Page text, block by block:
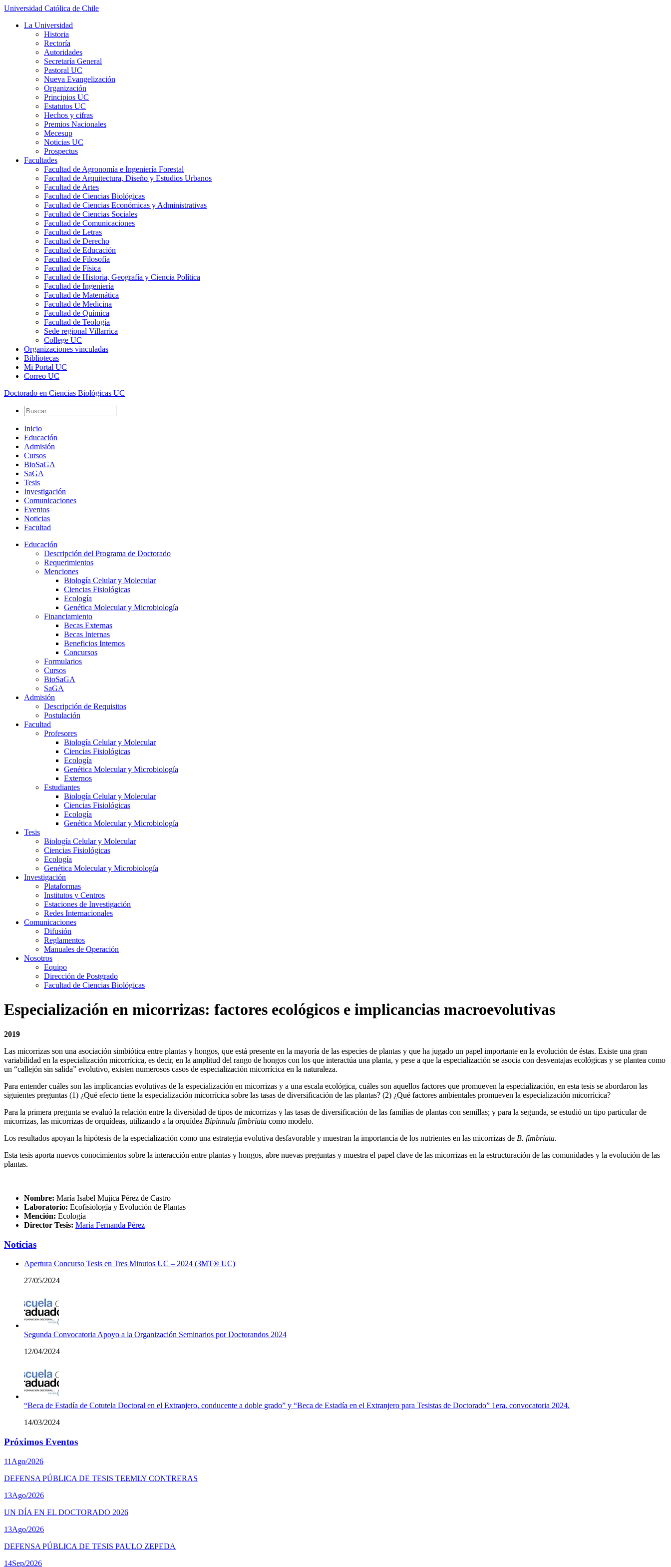
Universidad Católica de Chile
La Universidad
Historia
Rectoría
Autoridades
Secretaría General
Pastoral UC
Nueva Evangelización
Organización
Principios UC
Estatutos UC
Hechos y cifras
Premios Nacionales
Mecesup
Noticias UC
Prospectus
Facultades
Facultad de Agronomía e Ingeniería Forestal
Facultad de Arquitectura, Diseño y Estudios Urbanos
Facultad de Artes
Facultad de Ciencias Biológicas
Facultad de Ciencias Económicas y Administrativas
Facultad de Ciencias Sociales
Facultad de Comunicaciones
Facultad de Letras
Facultad de Derecho
Facultad de Educación
Facultad de Filosofía
Facultad de Física
Facultad de Historia, Geografía y Ciencia Política
Facultad de Ingeniería
Facultad de Matemática
Facultad de Medicina
Facultad de Química
Facultad de Teología
Sede regional Villarrica
College UC
Organizaciones vinculadas
Bibliotecas
Mi Portal UC
Correo UC
Doctorado en Ciencias Biológicas UC
Inicio
Educación
Admisión
Cursos
BioSaGA
SaGA
Tesis
Investigación
Comunicaciones
Eventos
Noticias
Facultad
Educación
Descripción del Programa de Doctorado
Requerimientos
Menciones
Biología Celular y Molecular
Ciencias Fisiológicas
Ecología
Genética Molecular y Microbiología
Financiamiento
Becas Externas
Becas Internas
Beneficios Internos
Concursos
Formularios
Cursos
BioSaGA
SaGA
Admisión
Descripción de Requisitos
Postulación
Facultad
Profesores
Biología Celular y Molecular
Ciencias Fisiológicas
Ecología
Genética Molecular y Microbiología
Externos
Estudiantes
Biología Celular y Molecular
Ciencias Fisiológicas
Ecología
Genética Molecular y Microbiología
Tesis
Biología Celular y Molecular
Ciencias Fisiológicas
Ecología
Genética Molecular y Microbiología
Investigación
Plataformas
Institutos y Centros
Estaciones de Investigación
Redes Internacionales
Comunicaciones
Difusión
Reglamentos
Manuales de Operación
Nosotros
Equipo
Dirección de Postgrado
Facultad de Ciencias Biológicas
Especialización en micorrizas: factores ecológicos e implicancias macroevolutivas
2019
Las micorrizas son una asociación simbiótica entre plantas y hongos, que está presente en la mayoría de las especies de plantas y que ha jugado un papel importante en la evolución de éstas. Existe una gran
variabilidad en la especialización micorrícica, es decir, en la amplitud del rango de hongos con los que interactúa una planta, y pese a que la especialización se asocia con desventajas ecológicas y se plantea como
un “callejón sin salida” evolutivo, existen numerosos casos de especialización micorrícica en la naturaleza.
Para entender cuáles son las implicancias evolutivas de la especialización en micorrizas y a una escala ecológica, cuáles son aquellos factores que promueven la especialización, en esta tesis se abordaron las
siguientes preguntas (1) ¿Qué efecto tiene la especialización micorrícica sobre las tasas de diversificación de las plantas? (2) ¿Qué factores ambientales promueven la especialización micorrícica?
Para la primera pregunta se evaluó la relación entre la diversidad de tipos de micorrizas y las tasas de diversificación de las familias de plantas con semillas; y para la segunda, se estudió un tipo particular de
micorrizas, las micorrizas de orquídeas, utilizando a la orquídea Bipinnula fimbriata como modelo.
Los resultados apoyan la hipótesis de la especialización como una estrategia evolutiva desfavorable y muestran la importancia de los nutrientes en las micorrizas de B. fimbriata.
Esta tesis aporta nuevos conocimientos sobre la interacción entre plantas y hongos, abre nuevas preguntas y muestra el papel clave de las micorrizas en la estructuración de las comunidades y la evolución de las
plantas.
Nombre: María Isabel Mujica Pérez de Castro
Laboratorio: Ecofisiología y Evolución de Plantas
Mención: Ecología
Director Tesis: María Fernanda Pérez
Noticias
Apertura Concurso Tesis en Tres Minutos UC – 2024 (3MT® UC)
27/05/2024
Segunda Convocatoria Apoyo a la Organización Seminarios por Doctorandos 2024
12/04/2024
“Beca de Estadía de Cotutela Doctoral en el Extranjero, conducente a doble grado” y “Beca de Estadía en el Extranjero para Tesistas de Doctorado” 1era. convocatoria 2024.
14/03/2024
Próximos Eventos
11 Ago/2026
DEFENSA PÚBLICA DE TESIS TEEMLY CONTRERAS
13Ago/2026
UN DÍA EN EL DOCTORADO 2026
13Ago/2026
DEFENSA PÚBLICA DE TESIS PAULO ZEPEDA
14Sep/2026